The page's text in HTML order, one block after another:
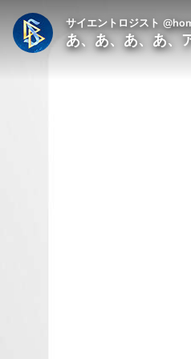
サイエントロジスト
あ、あ、あ、あ、